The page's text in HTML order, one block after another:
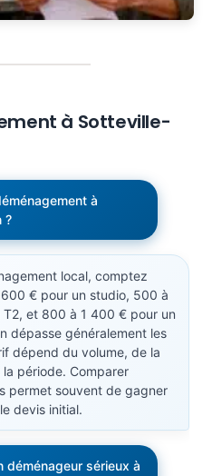
à Sotteville-
à
?
local, comptez
€ pour un studio, 500 à
et 800 à 1 400 € pour un
dépasse généralement les
dépend du volume, de la
période. Comparer
permet souvent de gagner
devis initial.
déménageur sérieux à